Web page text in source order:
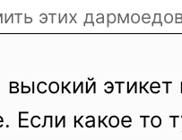
этих
высокий
Если какое то